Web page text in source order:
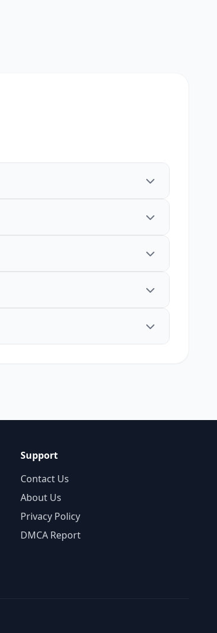
Support
Contact Us
About Us
Privacy Policy
DMCA Report